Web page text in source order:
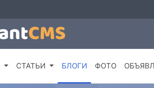
СТАТЬИ БЛОГИ ФОТО